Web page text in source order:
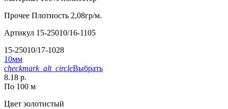
Прочее Плотность 2,08гр/м.
Артикул 15-25010/16-1105
15-25010/17-1028
10мм
checkmark_alt_circleВыбрать
8.18 р.
По 100 м
Цвет золотистый